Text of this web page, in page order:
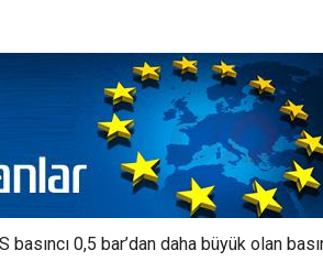
0,5 bar’dan daha büyük olan